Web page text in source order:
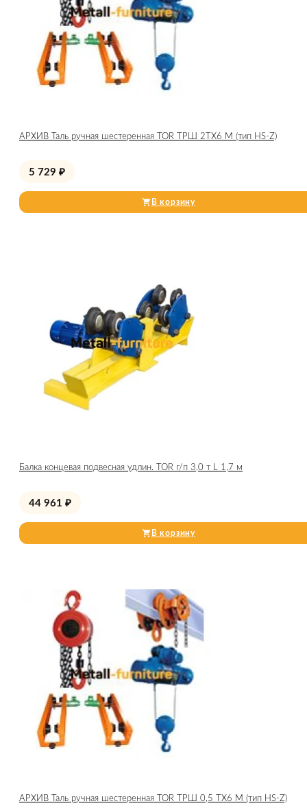
АРХИВ Таль ручная шестеренная TOR ТРШ 2ТХ6 М (тип HS-Z)
5 729 ₽
В корзину
Балка концевая подвесная удлин. TOR г/п 3,0 т L 1,7 м
44 961 ₽
В корзину
АРХИВ Таль ручная шестеренная TOR ТРШ 0,5 ТХ6 М (тип HS-Z)